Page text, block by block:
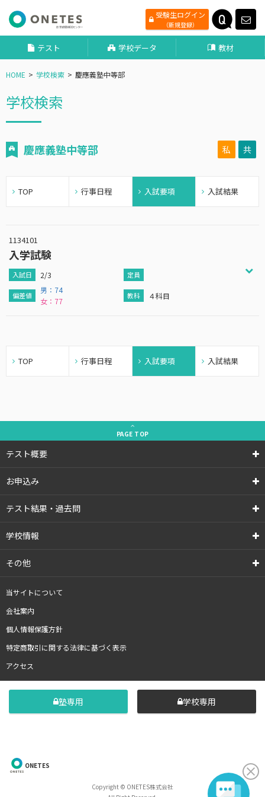
受験生ログイン
（新規登録）
テスト 学校データ 教材
HOME 学校検索 慶應義塾中等部
学校検索
慶應義塾中等部 私 共
TOP 行事日程 入試要項 入試結果
1134101
入学試験
2/3
４科目
男：74
女：77
TOP 行事日程 入試要項 入試結果
PAGE TOP
テスト概要
お申込み
テスト結果・過去問
学校情報
その他
当サイトについて
会社案内
個人情報保護方針
特定商取引に関する法律に基づく表示
アクセス
塾専用 学校専用
ONETES
Copyright © ONETES株式会社